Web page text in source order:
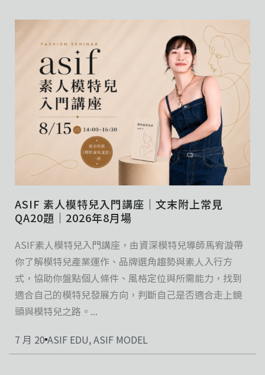
ASIF 素人模特兒入門講座｜文末附上常見
QA20題｜2026年8月場
ASIF素人模特兒入門講座，由資深模特兒導師馬宥漩帶
你了解模特兒產業運作、品牌選角趨勢與素人入行方
式，協助你盤點個人條件、風格定位與所需能力，找到
適合自己的模特兒發展方向，判斷自己是否適合走上鏡
頭與模特兒之路。...
7 月 20 ASIF EDU,ASIF MODEL